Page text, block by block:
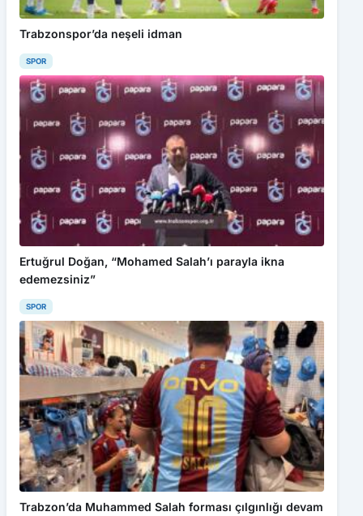
Trabzonspor’da neşeli idman
SPOR
Ertuğrul Doğan, “Mohamed Salah’ı parayla ikna
edemezsiniz”
SPOR
Trabzon’da Muhammed Salah forması çılgınlığı devam